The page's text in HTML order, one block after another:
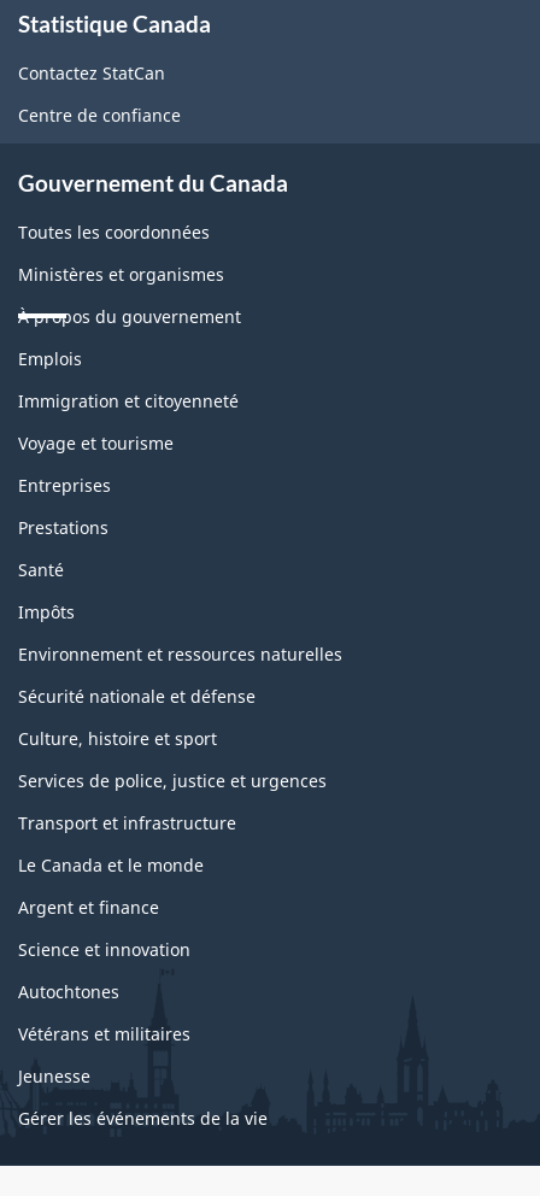
propos
de
ce
Statistique Canada
Contactez StatCan
Centre de confiance
Gouvernement du Canada
Toutes les coordonnées
Ministères et organismes
À propos du gouvernement
Thèmes
sujets
Emplois
Immigration et citoyenneté
Voyage et tourisme
Entreprises
Prestations
Santé
Impôts
Environnement et ressources naturelles
Sécurité nationale et défense
Culture, histoire et sport
Services de police, justice et urgences
Transport et infrastructure
Le Canada et le monde
Argent et finance
Science et innovation
Autochtones
Vétérans et militaires
Jeunesse
Gérer les événements de la vie